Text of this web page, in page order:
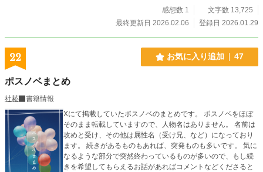
感想数 1
文字数 13,725
最終更新日 2026.02.06
登録日 2026.01.29
22 お気に入り追加 47
ポスノベまとめ
社菘
書籍情報
Xにて掲載していたポスノベのまとめです。 ポスノベをほぼ
そのまま転載していますので、人物名はありません。 名前は
攻めと受け、その他は属性名（受け兄、など）になっており
ます。 続きがあるものもあれば、突発ものも多いです。 気に
なるような部分で突然終わっているものが多いので、もし続
きを希望してもらえるお話があればコメントなどくださると